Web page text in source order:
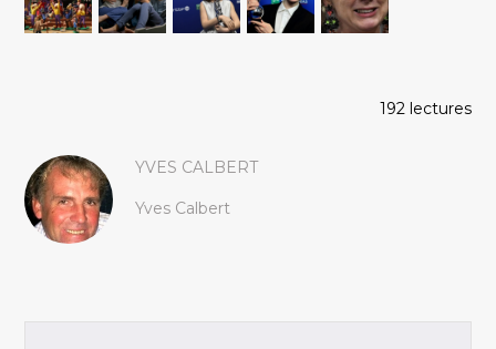
192 lectures
YVES CALBERT
Yves Calbert